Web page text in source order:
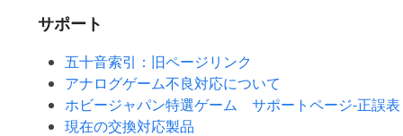
サポート
五十音索引：旧ページリンク
アナログゲーム不良対応について
ホビージャパン特選ゲーム サポートページ-正誤表
現在の交換対応製品